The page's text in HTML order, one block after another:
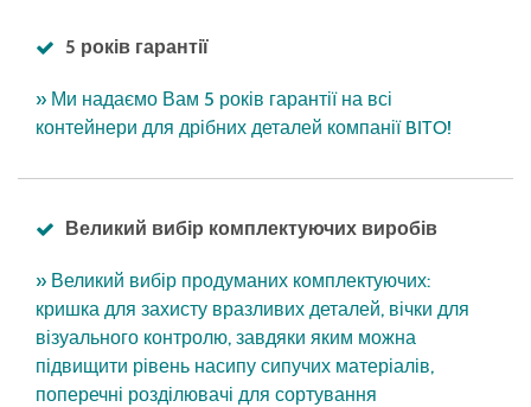
5 років гарантії
» Ми надаємо Вам 5 років гарантії на всі
контейнери для дрібних деталей компанії BITO!
Великий вибір комплектуючих виробів
» Великий вибір продуманих комплектуючих:
кришка для захисту вразливих деталей, вічки для
візуального контролю, завдяки яким можна
підвищити рівень насипу сипучих матеріалів,
поперечні розділювачі для сортування